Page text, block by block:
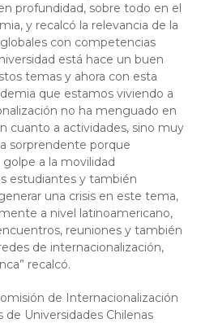
profundidad, sobre todo en el
y recalcó la relevancia de la
con competencias
está hace un buen
temas y ahora con esta
que estamos viviendo a
no ha menguado en
cuanto a actividades, sino muy
sorprendente porque
a la movilidad
estudiantes y también
una crisis en este tema,
a nivel latinoamericano,
reuniones y también
de internacionalización,
recalcó.
de Internacionalización
Universidades Chilenas